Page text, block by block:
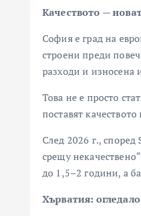
Качеството —
София е град на
строени преди
разходи и износена
Това не е просто
поставят
След 2026 г., според
срещу
до 1,5–2 години, а
Хърватия: